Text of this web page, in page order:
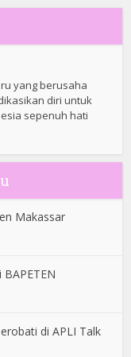
yang berusaha
diri untuk
sepenuh hati
Makassar
di APLI Talk